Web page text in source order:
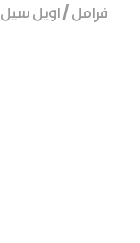
فرامل / اويل سيل